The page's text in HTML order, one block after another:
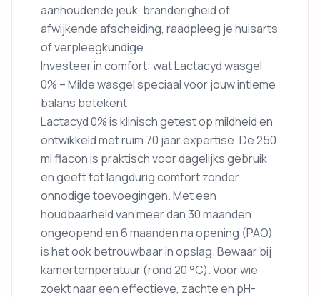
aanhoudende jeuk, branderigheid of
afwijkende afscheiding, raadpleeg je huisarts
of verpleegkundige.
Investeer in comfort: wat Lactacyd wasgel
0% – Milde wasgel speciaal voor jouw intieme
balans betekent
Lactacyd 0% is klinisch getest op mildheid en
ontwikkeld met ruim 70 jaar expertise. De 250
ml flacon is praktisch voor dagelijks gebruik
en geeft tot langdurig comfort zonder
onnodige toevoegingen. Met een
houdbaarheid van meer dan 30 maanden
ongeopend en 6 maanden na opening (PAO)
is het ook betrouwbaar in opslag. Bewaar bij
kamertemperatuur (rond 20 °C). Voor wie
zoekt naar een effectieve, zachte en pH-